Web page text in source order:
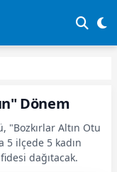
Dönem
"Bozkırlar Altın Otu
5 ilçede 5 kadın
dağıtacak.